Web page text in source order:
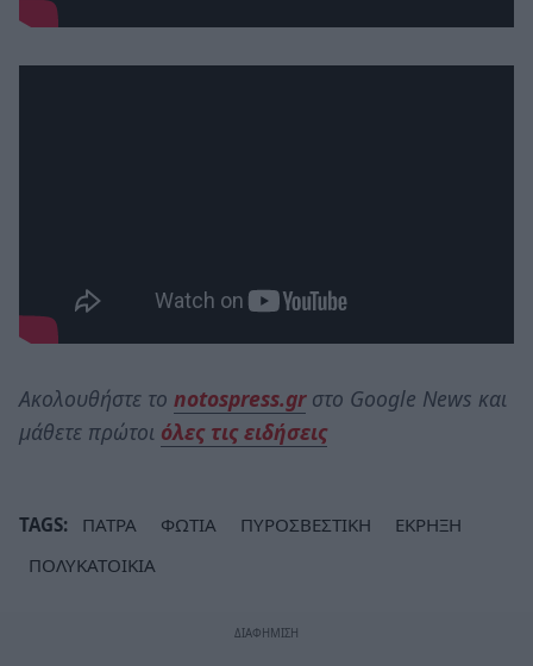
Ακολουθήστε το notospress.grστο Google News και
μάθετε πρώτοι όλες τις ειδήσεις
TAGS: ΠΑΤΡΑ ΦΩΤΙΑ ΠΥΡΟΣΒΕΣΤΙΚΗ
ΕΚΡΗΞΗ
ΠΟΛΥΚΑΤΟΙΚΙΑ